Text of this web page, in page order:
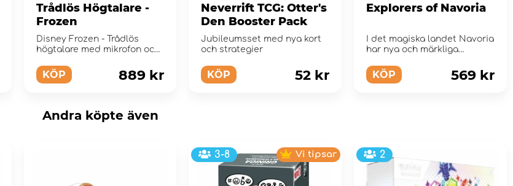
Trådlös Högtalare -
Frozen
Disney Frozen - Trådlös
högtalare med mikrofon och
KÖP 889 kr
Neverrift TCG: Otter's
Den Booster Pack
Jubileumsset med nya kort
och strategier
KÖP 52 kr
Explorers of Navoria
I det magiska landet Navoria
har nya och märkliga
havet
KÖP 569 kr
Andra köpte även
3-8 Vi tipsar 2